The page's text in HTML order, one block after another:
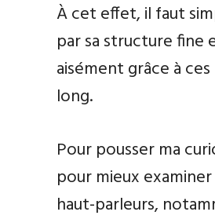
À cet effet, il faut
par sa structure fine
aisément grâce à
long.
Pour pousser ma
pour mieux
haut-parleurs,